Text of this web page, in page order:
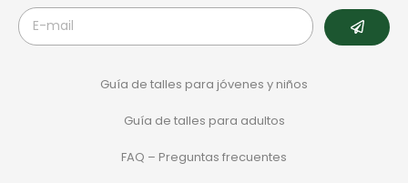
Guía de talles para jóvenes y niños
Guía de talles para adultos
FAQ – Preguntas frecuentes